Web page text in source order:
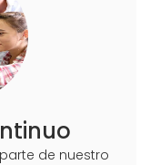
de nuestro